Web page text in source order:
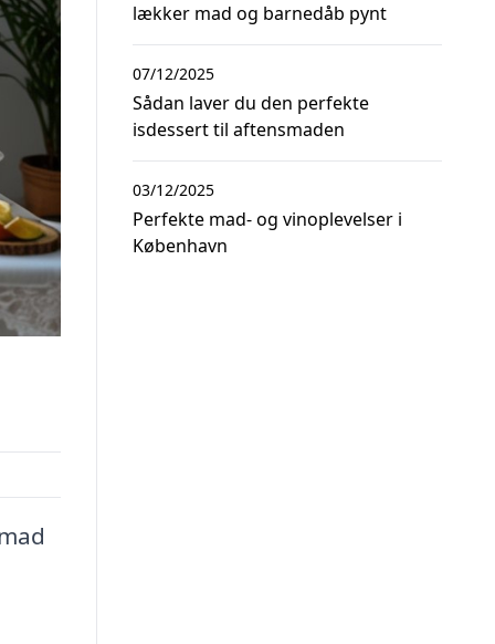
lækker mad og barnedåb pynt
Sådan laver du den perfekte
isdessert til aftensmaden
07/12/2025
Perfekte mad- og vinoplevelser i
København
03/12/2025